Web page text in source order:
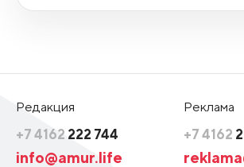
Редакция
+7 4162 222 744
info@amur.life
Реклама
+7 4162